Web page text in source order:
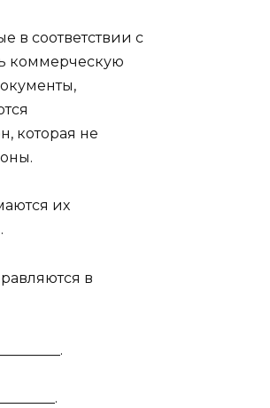
в соответствии с
коммерческую
которая не
их
в